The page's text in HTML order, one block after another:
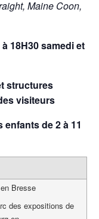
Maine Coon,
18H30 samedi et
structures
visiteurs
de 2 à 11
Bresse
des expositions de